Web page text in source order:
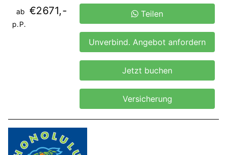
ab €2671,-
p.P.
Teilen
Unverbind. Angebot anfordern
Jetzt buchen
Versicherung